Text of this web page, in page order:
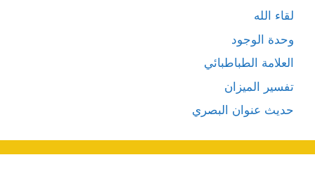
لقاء الله
وحدة الوجود
العلامة الطباطبائي
تفسير الميزان
حديث عنوان البصري